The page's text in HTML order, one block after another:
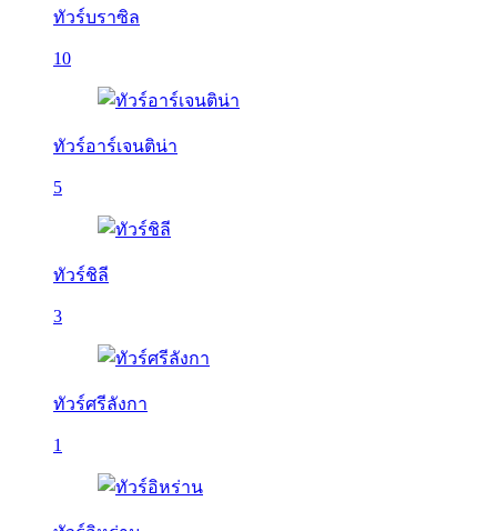
ทัวร์บราซิล
10
ทัวร์อาร์เจนติน่า
5
ทัวร์ชิลี
3
ทัวร์ศรีลังกา
1